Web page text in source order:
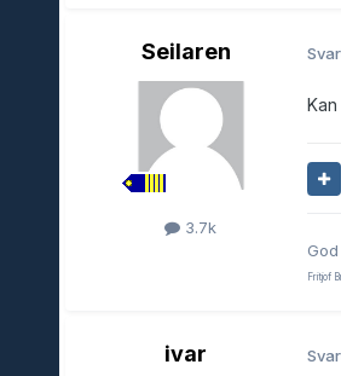
Seilaren
3.7k
Fritjof
ivar